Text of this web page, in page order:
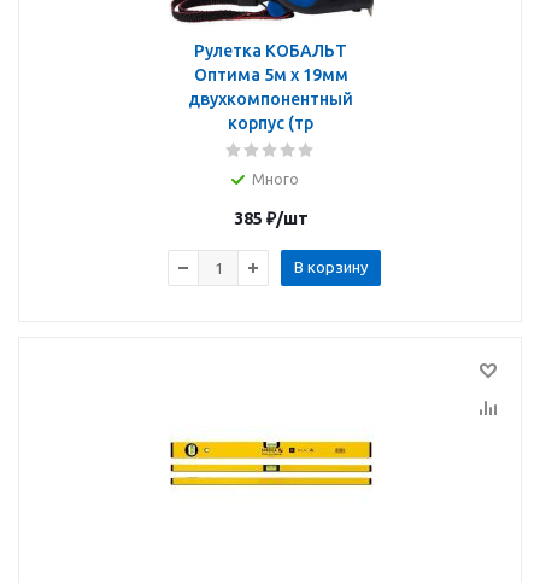
Рулетка КОБАЛЬТ
Оптима 5м x 19мм
двухкомпонентный
корпус (тр
Много
385 ₽/шт
В корзину